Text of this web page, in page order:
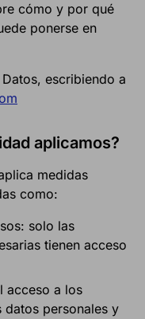
cómo y por qué
ponerse en
escribiendo a
aplicamos?
medidas
como:
solo las
tienen acceso
acceso a los
datos personales y